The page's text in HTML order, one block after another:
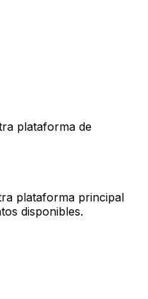
plataforma de
plataforma principal
disponibles.